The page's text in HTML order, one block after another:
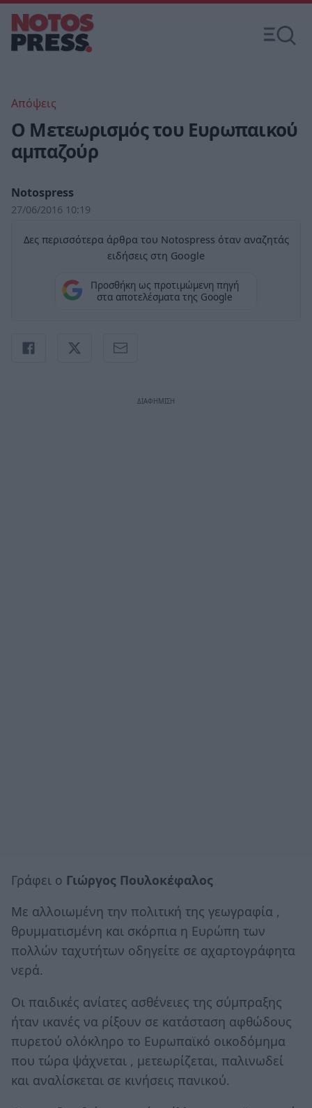
Απόψεις
Ο Μετεωρισμός του Ευρωπαικού
αμπαζούρ
Notospress
27/06/2016 10:19
Δες περισσότερα άρθρα του Notospress όταν αναζητάς
ειδήσεις στη Google
Προσθήκη ως προτιμώμενη πηγή
στα αποτελέσματα της Google
Γράφει ο Γιώργος Πουλοκέφαλος
Με αλλοιωμένη την πολιτική της γεωγραφία ,
θρυμματισμένη και σκόρπια η Ευρώπη των
πολλών ταχυτήτων οδηγείτε σε αχαρτογράφητα
νερά.
Οι παιδικές ανίατες ασθένειες της σύμπραξης
ήταν ικανές να ρίξουν σε κατάσταση αφθώδους
πυρετού ολόκληρο το Ευρωπαϊκό οικοδόμημα
που τώρα ψάχνεται , μετεωρίζεται, παλινωδεί
και αναλίσκεται σε κινήσεις πανικού.